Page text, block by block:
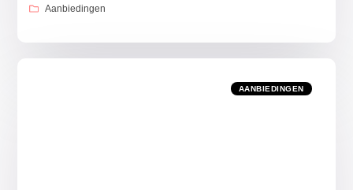
Aanbiedingen
AANBIEDINGEN